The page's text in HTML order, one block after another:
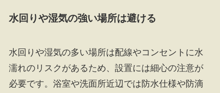
水回りや湿気の強い場所は避ける
水回りや湿気の多い場所は配線やコンセントに水
濡れのリスクがあるため、設置には細心の注意が
必要です。浴室や洗面所近辺では防水仕様や防滴